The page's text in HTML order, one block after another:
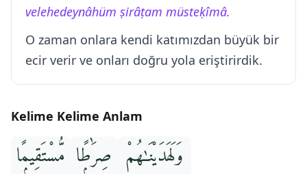
velehedeynâhüm ṣirâṭam müsteḳîmâ.
O zaman onlara kendi katımızdan büyük bir
ecir verir ve onları doğru yola eriştirirdik.
Kelime Kelime Anlam
وَلَهَدَيْنَـٰهُمْ صِرَٰطًۭا مُّسْتَقِيمًۭا